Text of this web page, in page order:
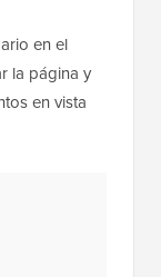
en el
la página y
en vista